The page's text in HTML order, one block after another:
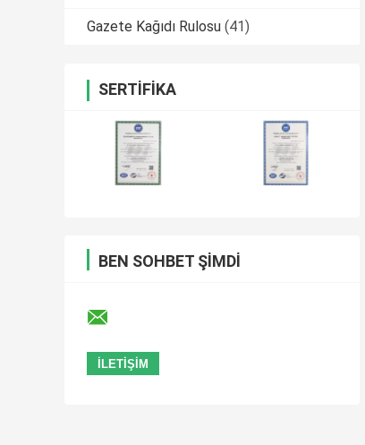
Gazete Kağıdı Rulosu (41)
SERTIFIKA
BEN SOHBET ŞIMDI